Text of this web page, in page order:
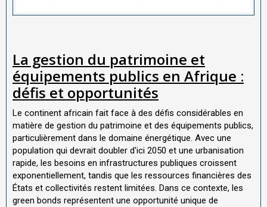
La gestion du patrimoine et
équipements publics en Afrique :
défis et opportunités
Le continent africain fait face à des défis considérables en
matière de gestion du patrimoine et des équipements publics,
particulièrement dans le domaine énergétique. Avec une
population qui devrait doubler d'ici 2050 et une urbanisation
rapide, les besoins en infrastructures publiques croissent
exponentiellement, tandis que les ressources financières des
États et collectivités restent limitées. Dans ce contexte, les
green bonds représentent une opportunité unique de